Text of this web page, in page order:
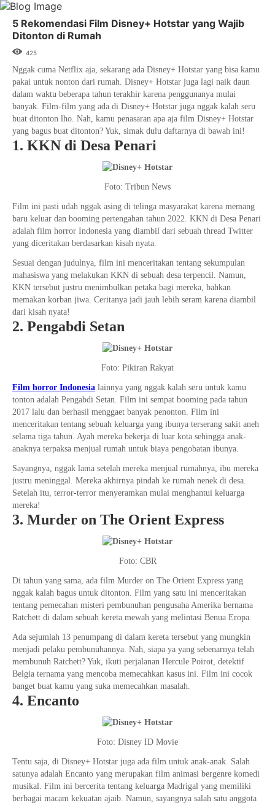
5 Rekomendasi Film Disney+ Hotstar yang Wajib
Ditonton di Rumah
425
Nggak cuma Netflix aja, sekarang ada Disney+ Hotstar yang bisa kamu
pakai untuk nonton dari rumah. Disney+ Hotstar juga lagi naik daun
dalam waktu beberapa tahun terakhir karena penggunanya mulai
banyak. Film-film yang ada di Disney+ Hotstar juga nggak kalah seru
buat ditonton lho. Nah, kamu penasaran apa aja film Disney+ Hotstar
yang bagus buat ditonton? Yuk, simak dulu daftarnya di bawah ini!
1. KKN di Desa Penari
Foto: Tribun News
Film ini pasti udah nggak asing di telinga masyarakat karena memang
baru keluar dan booming pertengahan tahun 2022. KKN di Desa Penari
adalah film horror Indonesia yang diambil dari sebuah thread Twitter
yang diceritakan berdasarkan kisah nyata.
Sesuai dengan judulnya, film ini menceritakan tentang sekumpulan
mahasiswa yang melakukan KKN di sebuah desa terpencil. Namun,
KKN tersebut justru menimbulkan petaka bagi mereka, bahkan
memakan korban jiwa. Ceritanya jadi jauh lebih seram karena diambil
dari kisah nyata!
2. Pengabdi Setan
Foto: Pikiran Rakyat
Film horror Indonesia lainnya yang nggak kalah seru untuk kamu
tonton adalah Pengabdi Setan. Film ini sempat booming pada tahun
2017 lalu dan berhasil menggaet banyak penonton. Film ini
menceritakan tentang sebuah keluarga yang ibunya terserang sakit aneh
selama tiga tahun. Ayah mereka bekerja di luar kota sehingga anak-
anaknya terpaksa menjual rumah untuk biaya pengobatan ibunya.
Sayangnya, nggak lama setelah mereka menjual rumahnya, ibu mereka
justru meninggal. Mereka akhirnya pindah ke rumah nenek di desa.
Setelah itu, terror-terror menyeramkan mulai menghantui keluarga
mereka!
3. Murder on The Orient Express
Foto: CBR
Di tahun yang sama, ada film Murder on The Orient Express yang
nggak kalah bagus untuk ditonton. Film yang satu ini menceritakan
tentang pemecahan misteri pembunuhan pengusaha Amerika bernama
Ratchett di dalam sebuah kereta mewah yang melintasi Benua Eropa.
Ada sejumlah 13 penumpang di dalam kereta tersebut yang mungkin
menjadi pelaku pembunuhannya. Nah, siapa ya yang sebenarnya telah
membunuh Ratchett? Yuk, ikuti perjalanan Hercule Poirot, detektif
Belgia ternama yang mencoba memecahkan kasus ini. Film ini cocok
banget buat kamu yang suka memecahkan masalah.
4. Encanto
Foto: Disney ID Movie
Tentu saja, di Disney+ Hotstar juga ada film untuk anak-anak. Salah
satunya adalah Encanto yang merupakan film animasi bergenre komedi
musikal. Film ini bercerita tentang keluarga Madrigal yang memiliki
berbagai macam kekuatan ajaib. Namun, sayangnya salah satu anggota